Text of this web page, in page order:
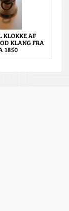
KLOKKE AF
KLANG FRA
1850